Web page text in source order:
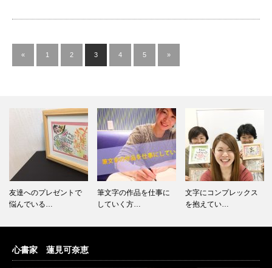
« 1 2 3 4 5 »
筆文字の作品を仕事に
していく方…
文字にコンプレックス
を抱えてい…
子育てと仕事を両立し
ていく方法…
心書家 蓮見可奈恵